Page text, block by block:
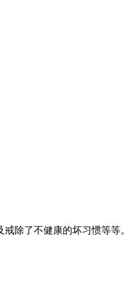
除了不健康的坏习惯等等